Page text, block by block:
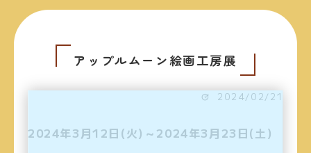
アップルムーン絵画工房展
2024/02/21
2024年3月12日(火)～2024年3月23日(土)